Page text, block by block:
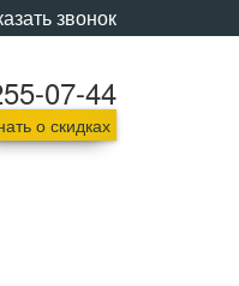
звонок
07-44
о скидках